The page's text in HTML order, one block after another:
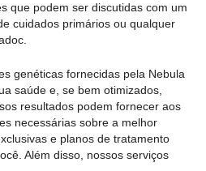
que podem ser discutidas com um
cuidados primários ou qualquer
genéticas fornecidas pela Nebula
saúde e, se bem otimizados,
resultados podem fornecer aos
necessárias sobre a melhor
e planos de tratamento
Além disso, nossos serviços